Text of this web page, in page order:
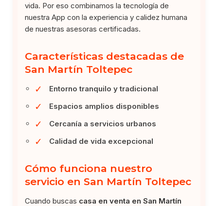
vida. Por eso combinamos la tecnología de
nuestra App con la experiencia y calidez humana
de nuestras asesoras certificadas.
Características destacadas de
San Martín Toltepec
✓ Entorno tranquilo y tradicional
✓ Espacios amplios disponibles
✓ Cercanía a servicios urbanos
✓ Calidad de vida excepcional
Cómo funciona nuestro
servicio en San Martín Toltepec
Cuando buscas casa en venta en San Martín